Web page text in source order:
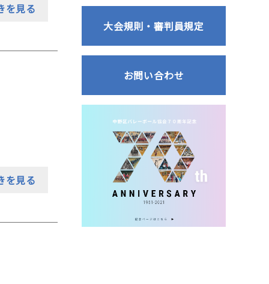
を見る
を見る
大会規則・審判員規定
お問い合わせ